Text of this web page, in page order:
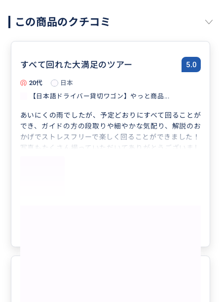
この商品のクチコミ
すべて回れた大満足のツアー 5.0
20代
日本
【日本語ドライバー貸切ワゴン】やっと商品...
あいにくの雨でしたが、予定どおりにすべて回ることが
でき、ガイドの方の段取りや細やかな気配り、解説のお
かげでストレスフリーで楽しく回ることができました！
写真もたくさん撮っていただいてありがとうございまし